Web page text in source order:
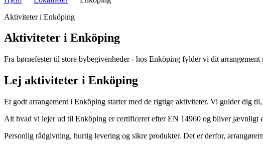
Aktiviteter i Enköping
Aktiviteter i Enköping
Fra børnefester til store bybegivenheder - hos Enköping fylder vi dit
Lej aktiviteter i Enköping
Et godt arrangement i Enköping starter med de rigtige aktiviteter. Vi guider dig
Alt hvad vi lejer ud til Enköping er certificeret efter EN 14960 og bliver jævnligt
Personlig rådgivning, hurtig levering og sikre produkter. Det er derfor,